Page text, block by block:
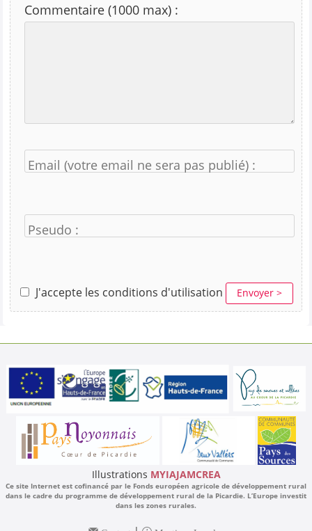
Commentaire (1000 max) :
Email (votre email ne sera pas publié) :
Pseudo :
J'accepte les conditions d'utilisation Envoyer >
Illustrations MYIAJAMCREA
Ce site Internet est cofinancé par le Fonds européen agricole de développement rural
dans le cadre du programme de développement rural de la Picardie. L’Europe investit
dans les zones rurales.